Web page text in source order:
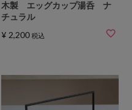
木製 エッグカップ湯呑 ナ
チュラル
¥ 2,200 税込